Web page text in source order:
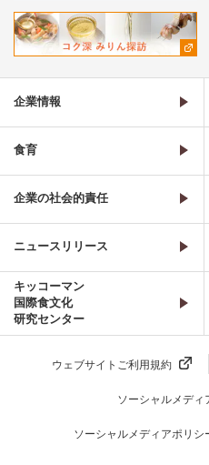
企業情報
食育
企業の社会的責任
ニュースリリース
キッコーマン
国際食文化
研究センター
ウェブサイトご利用規約
ソーシャルメディ
ソーシャルメディアポリシ